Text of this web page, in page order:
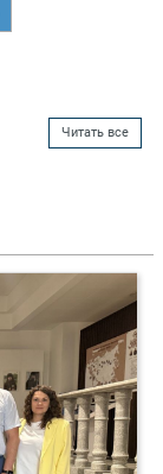
Читать все